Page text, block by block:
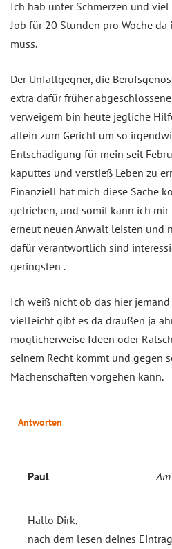
Ich hab unter Schmerzen und
Job für 20 Stunden pro Woche
muss.
Der Unfallgegner, die
extra dafür früher
verweigern bin heute jegliche
allein zum Gericht um so
Entschädigung für mein seit
kaputtes und verstieß Leben zu
Finanziell hat mich diese Sache
getrieben, und somit kann ich
erneut neuen Anwalt leisten und
dafür verantwortlich sind
geringsten .
Ich weiß nicht ob das hier
vielleicht gibt es da draußen ja
möglicherweise Ideen oder
seinem Recht kommt und gegen
Machenschaften vorgehen kann.
Antworten
Paul
Hallo Dirk,
nach dem lesen deines